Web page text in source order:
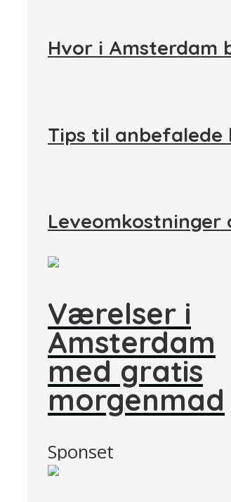
Hvor i Amsterdam
Tips til anbefalede
Leveomkostninger
Værelser i
Amsterdam
med gratis
morgenmad
Sponset